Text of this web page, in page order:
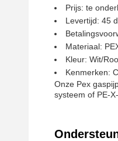
Prijs: te
Levertijd: 45
Materiaal:
Kleur: Wit/
Kenmerken:
Onze Pex
systeem of PE-